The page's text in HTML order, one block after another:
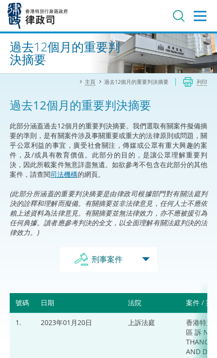
內
進階搜尋
過去12個月的重要判
決摘要
主頁 過去12個月的重要判決摘要 列印
過去12個月的重要判決摘要
此部分涵蓋過去12個月的重要判決摘要。我們選取有關案件擬備摘
要的準則，是有關案件涉及事關重要或重大的法律原則或問題，關
乎公眾利益的事宜，廣受社會關注，傳媒或公眾有重大興趣的案
件，及/或具有教育價值。此部分的目的，是讓公眾理解重要判
決，因此所載案件無意詳盡無遺。如欲參考不包含在此部分的其他
案件，請查閱司法機構的網頁。
(此部分所涵蓋的重要判決摘要是由律政司根據部門對有關法庭判
決的詮釋和理解而擬備。有關摘要並非法律意見，任何人士不應依
賴上述資料為法律意見。有關摘要並無法律效力，亦不應被援引為
任何典據。讀者應參考判決的全文，以全面理解有關法庭判決的法
律效力。)
刑事案件
號碼 日期 法院 案件 / 案
1. 2023年01月20日 上訴法庭
香港特別
區 訴
THANG
AND